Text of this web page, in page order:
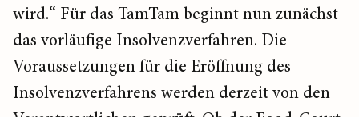
wird.“ Für das TamTam beginnt nun zunächst
das vorläufige Insolvenzverfahren. Die
Voraussetzungen für die Eröffnung des
Insolvenzverfahrens werden derzeit von den